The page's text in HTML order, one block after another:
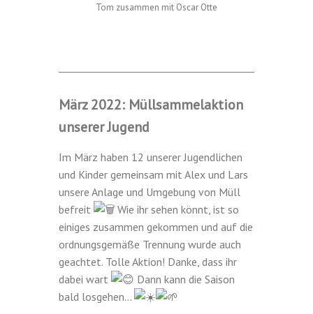
Tom zusammen mit Oscar Otte
März 2022: Müllsammelaktion
unserer Jugend
Im März haben 12 unserer Jugendlichen
und Kinder gemeinsam mit Alex und Lars
unsere Anlage und Umgebung von Müll
befreit
Wie ihr sehen könnt, ist so
einiges zusammen gekommen und auf die
ordnungsgemäße Trennung wurde auch
geachtet. Tolle Aktion! Danke, dass ihr
dabei wart
Dann kann die Saison
bald losgehen…